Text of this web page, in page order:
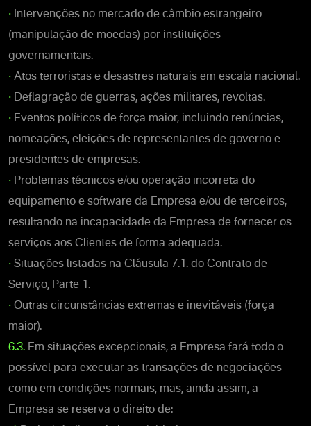
• Intervenções no mercado de câmbio estrangeiro
(manipulação de moedas) por instituições
governamentais.
• Atos terroristas e desastres naturais em escala nacional.
• Deflagração de guerras, ações militares, revoltas.
• Eventos políticos de força maior, incluindo renúncias,
nomeações, eleições de representantes de governo e
presidentes de empresas.
• Problemas técnicos e/ou operação incorreta do
equipamento e software da Empresa e/ou de terceiros,
resultando na incapacidade da Empresa de fornecer os
serviços aos Clientes de forma adequada.
• Situações listadas na Cláusula 7.1. do Contrato de
Serviço, Parte 1.
• Outras circunstâncias extremas e inevitáveis (força
maior).
6.3. Em situações excepcionais, a Empresa fará todo o
possível para executar as transações de negociações
como em condições normais, mas, ainda assim, a
Empresa se reserva o direito de: